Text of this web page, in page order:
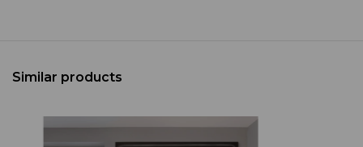
Similar products